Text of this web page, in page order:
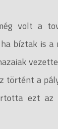
volt a
bíztak is
történt a
ezt